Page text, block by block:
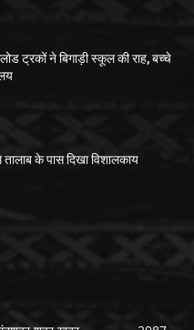
ट्रकों ने बिगाड़ी स्कूल की राह, बच्चे
तालाब के पास दिखा विशालकाय